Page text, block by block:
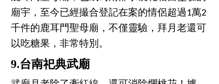
廟宇，至今已經撮合登記在案的情侶超過1萬2
千件的鹿耳門聖母廟，不僅靈驗，拜月老還可
以吃糖果，非常特別。
9.台南祀典武廟